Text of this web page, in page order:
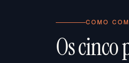
COMO
Os cinco